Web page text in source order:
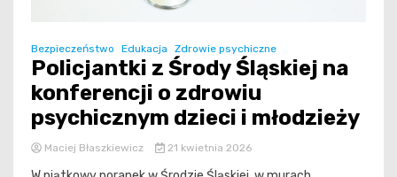
Bezpieczeństwo Edukacja Zdrowie psychiczne
Policjantki z Środy Śląskiej na
konferencji o zdrowiu
psychicznym dzieci i młodzieży
Maciej Błaszkiewicz 21 kwietnia 2026